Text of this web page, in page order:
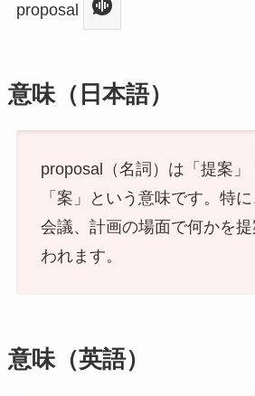
proposal
意味（日本語）
proposal（名詞）は「提案」
「案」という意味です。特
会議、計画の場面で何かを
われます。
意味（英語）